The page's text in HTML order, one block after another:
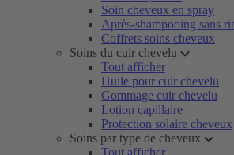
Soin cheveux en spray
Après-shampooing sans
Coffrets soins cheveux
Soins du cuir chevelu
Tout afficher
Huile pour cuir chevelu
Gommage cuir chevelu
Lotion capillaire
Protection solaire cheveux
Soins par type de cheveux
Tout afficher